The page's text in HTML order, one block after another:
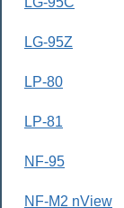
LG-95Z
LP-80
LP-81
NF-95
NF-M2 nView